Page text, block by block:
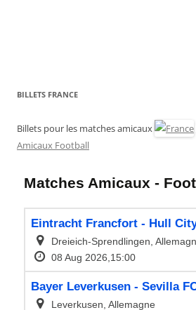
BILLETS FRANCE
Billets pour les matches amicaux
Amicaux Football